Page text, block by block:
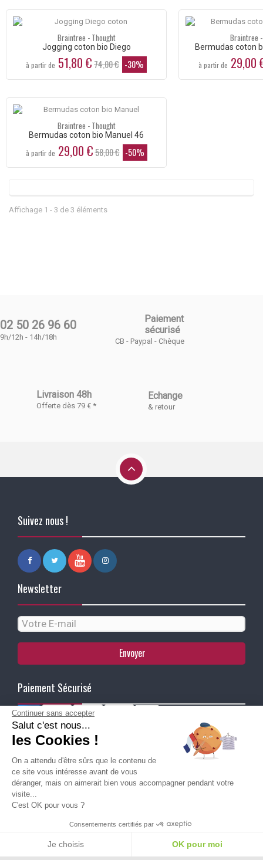
Besoin d'aide pour choisir une
taille ou une pointure ?
Braintree - Thought
Jogging coton bio Diego
à partir de 51,80 €74,00 € -30%
Braintree
Bermudas coton
à partir de 29,00
Braintree - Thought
Bermudas coton bio Manuel 46
à partir de 29,00 €58,00 € -50%
Affichage 1 - 3 de 3 éléments
02 50 26 96 60
9h/12h - 14h/18h
Paiement
sécurisé
CB - Paypal - Chèque
Livraison 48h
Offerte dès 79 € *
Echange
& retour
Suivez nous !
Newsletter
Envoyer
Paiement Sécurisé
Ma Livraison
Continuer sans accepter
Salut c'est nous...
les Cookies !
On a attendu d'être sûrs que le contenu de
ce site vous intéresse avant de vous
déranger, mais on aimerait bien vous accompagner pendant votre
visite...
C'est OK pour vous ?
Consentements certifiés par
Je choisis OK pour moi